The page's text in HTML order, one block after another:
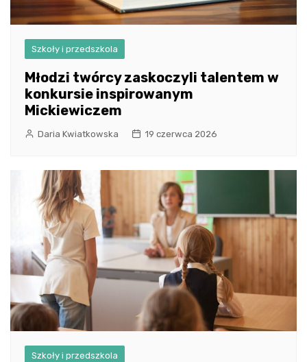
Szkoły i przedszkola
Młodzi twórcy zaskoczyli talentem w
konkursie inspirowanym
Mickiewiczem
Daria Kwiatkowska 19 czerwca 2026
Szkoły i przedszkola